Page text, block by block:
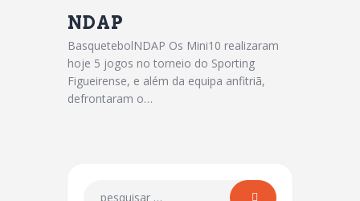
NDAP
BasquetebolNDAP Os Mini10 realizaram
hoje 5 jogos no torneio do Sporting
Figueirense, e além da equipa anfitriã,
defrontaram o…